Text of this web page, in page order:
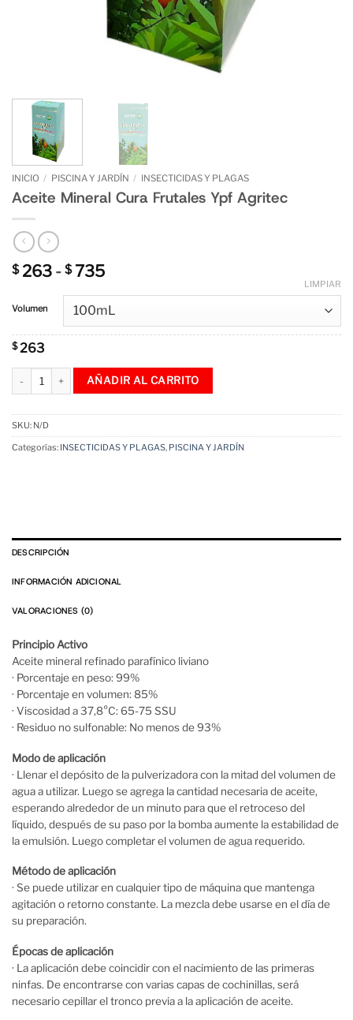
INICIO / PISCINA Y JARDÍN / INSECTICIDAS Y PLAGAS
Aceite Mineral Cura Frutales Ypf Agritec
$263 - $735Rango
precios:
desde
$ 263
$ 735
Volumen
LIMPIAR
$263
Aceite Mineral Cura Frutales Ypf Agritec cantidad
AÑADIR AL CARRITO
SKU: N/D
Categorías: INSECTICIDAS Y PLAGAS, PISCINA Y JARDÍN
DESCRIPCIÓN
INFORMACIÓN ADICIONAL
VALORACIONES (0)
Principio Activo
Aceite mineral refinado parafínico liviano
· Porcentaje en peso: 99%
· Porcentaje en volumen: 85%
· Viscosidad a 37,8°C: 65-75 SSU
· Residuo no sulfonable: No menos de 93%
Modo de aplicación
· Llenar el depósito de la pulverizadora con la mitad del volumen de
agua a utilizar. Luego se agrega la cantidad necesaria de aceite,
esperando alrededor de un minuto para que el retroceso del
líquido, después de su paso por la bomba aumente la estabilidad de
la emulsión. Luego completar el volumen de agua requerido.
Método de aplicación
· Se puede utilizar en cualquier tipo de máquina que mantenga
agitación o retorno constante. La mezcla debe usarse en el día de
su preparación.
Épocas de aplicación
· La aplicación debe coincidir con el nacimiento de las primeras
ninfas. De encontrarse con varias capas de cochinillas, será
necesario cepillar el tronco previa a la aplicación de aceite.